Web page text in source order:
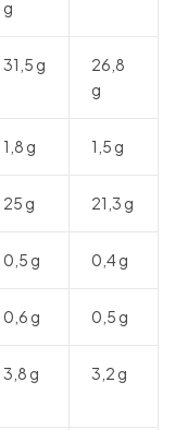
g
31,5 g
26,8
g
1,8 g 1,5 g
25 g 21,3 g
0,5 g 0,4 g
0,6 g 0,5 g
3,8 g 3,2 g